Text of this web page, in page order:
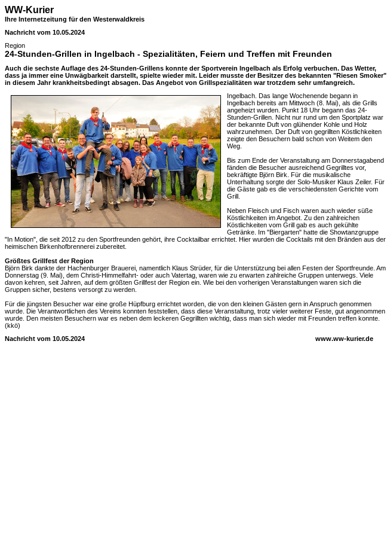
WW-Kurier
Ihre Internetzeitung für den Westerwaldkreis
Nachricht vom 10.05.2024
Region
24-Stunden-Grillen in Ingelbach - Spezialitäten, Feiern und Treffen mit Freunden
Auch die sechste Auflage des 24-Stunden-Grillens konnte der Sportverein Ingelbach als Erfolg verbuchen. Das Wetter,
dass ja immer eine Unwägbarkeit darstellt, spielte wieder mit. Leider musste der Besitzer des bekannten "Riesen Smoker"
in diesem Jahr krankheitsbedingt absagen. Das Angebot von Grillspezialitäten war trotzdem sehr umfangreich.
Ingelbach. Das lange Wochenende begann in
Ingelbach bereits am Mittwoch (8. Mai), als die Grills
angeheizt wurden. Punkt 18 Uhr begann das 24-
Stunden-Grillen. Nicht nur rund um den Sportplatz war
der bekannte Duft von glühender Kohle und Holz
wahrzunehmen. Der Duft von gegrillten Köstlichkeiten
zeigte den Besuchern bald schon von Weitem den
Weg.
Bis zum Ende der Veranstaltung am Donnerstagabend
fänden die Besucher ausreichend Gegrilltes vor,
bekräftigte Björn Birk. Für die musikalische
Unterhaltung sorgte der Solo-Musiker Klaus Zeiler. Für
die Gäste gab es die verschiedensten Gerichte vom
Grill.
Neben Fleisch und Fisch waren auch wieder süße
Köstlichkeiten im Angebot. Zu den zahlreichen
Köstlichkeiten vom Grill gab es auch gekühlte
Getränke. Im "Biergarten" hatte die Showtanzgruppe
"In Motion", die seit 2012 zu den Sportfreunden gehört, ihre Cocktailbar errichtet. Hier wurden die Cocktails mit den Bränden aus der
heimischen Birkenhofbrennerei zubereitet.
Größtes Grillfest der Region
Björn Birk dankte der Hachenburger Brauerei, namentlich Klaus Strüder, für die Unterstützung bei allen Festen der Sportfreunde. Am
Donnerstag (9. Mai), dem Christi-Himmelfahrt- oder auch Vatertag, waren wie zu erwarten zahlreiche Gruppen unterwegs. Viele
davon kehren, seit Jahren, auf dem größten Grillfest der Region ein. Wie bei den vorherigen Veranstaltungen waren sich die
Gruppen sicher, bestens versorgt zu werden.
Für die jüngsten Besucher war eine große Hüpfburg errichtet worden, die von den kleinen Gästen gern in Anspruch genommen
wurde. Die Verantwortlichen des Vereins konnten feststellen, dass diese Veranstaltung, trotz vieler weiterer Feste, gut angenommen
wurde. Den meisten Besuchern war es neben dem leckeren Gegrillten wichtig, dass man sich wieder mit Freunden treffen konnte.
(kkö)
Nachricht vom 10.05.2024
www.ww-kurier.de